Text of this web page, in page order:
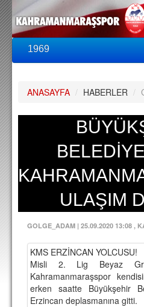
1969
PUAN DURUMU
FİKSTÜR
A TAKIM KADROSU
TEKNİK KADRO
TRANSFERLER
BİLETLER
DEPLASMAN
LİSANSLI ÜRÜNLER
ANASAYFA / HABERLER /
ULAŞIM
GOLGE_ADAM | 25.09.2020 13:08 ,
KMS ERZİNCAN YOLCUSU!
Misli 2. Lig Beyaz
Kahramanmaraşspor
erken saatte Büyükşehir
Erzincan deplasmanına gitti.